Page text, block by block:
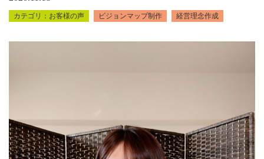
お客様の声 ビジョンマップ制作 経営理念作成